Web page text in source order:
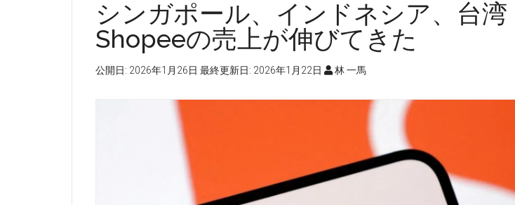
シンガポール、インドネシア、台湾
Shopeeの売上が伸びてきた
公開日: 2026年1月26日 最終更新日: 2026年1月22日 林 一馬